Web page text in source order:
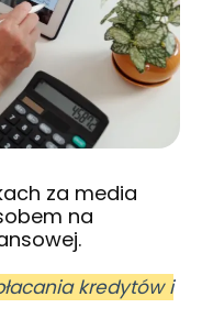
za media
na
kredytów i